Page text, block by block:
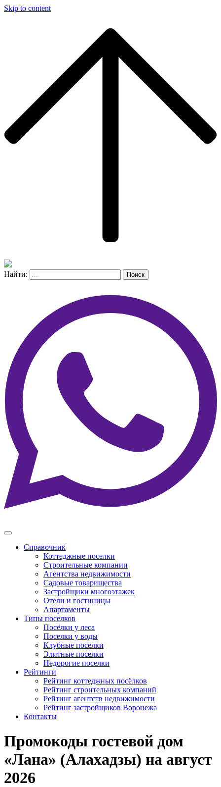
Skip to content
Найти: Поиск
Справочник
Коттеджные поселки
Строительные компании
Агентства недвижимости
Садовые товарищества
Застройщики многоэтажек
Отели и гостиницы
Апартаменты
Типы поселков
Посёлки у леса
Поселки у воды
Клубные поселки
Элитные поселки
Недорогие поселки
Рейтинги
Рейтинг коттеджных посёлков
Рейтинг строительных компаний
Рейтинг агентств недвижимости
Рейтинг застройщиков Воронежа
Контакты
Промокоды гостевой дом
«Лана» (Алахадзы) на август
2026